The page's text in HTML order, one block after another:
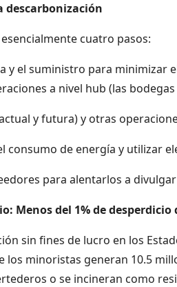
descarbonización
cuatro pasos:
y el suministro para minimizar
a nivel hub (las bodegas
y futura) y otras
consumo de energía y utilizar
para alentarlos a
Menos del 1% de
sin fines de lucro en los
los minoristas generan 10.5
o se incineran como